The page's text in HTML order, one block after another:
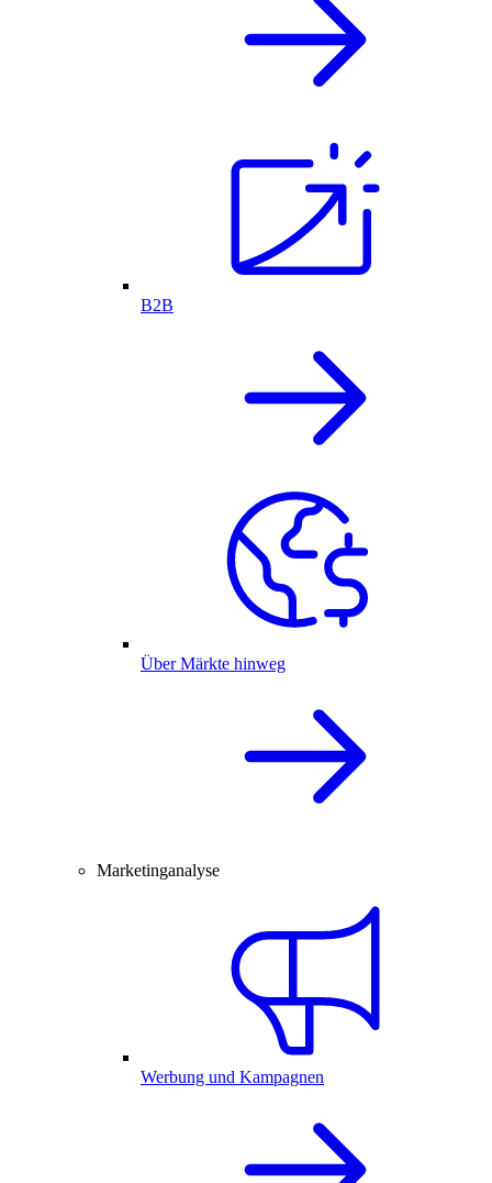
B2B
Über Märkte hinweg
Marketinganalyse
Werbung und Kampagnen